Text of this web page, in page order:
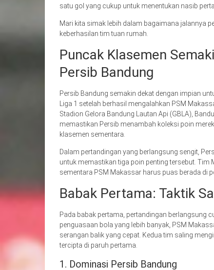
satu gol yang cukup untuk menentukan nasib
Mari kita simak lebih dalam bagaimana jalannya
keberhasilan tim tuan rumah.
Puncak Klasemen
Persib Bandung
Persib Bandung semakin dekat dengan impian
Liga 1 setelah berhasil mengalahkan PSM
Stadion Gelora Bandung Lautan Api (GBLA),
memastikan Persib menambah koleksi poin
klasemen sementara.
Dalam pertandingan yang berlangsung sengit,
untuk memastikan tiga poin penting tersebut.
sementara PSM Makassar harus puas berada di
Babak Pertama: Taktik
Pada babak pertama, pertandingan berlangsung
penguasaan bola yang lebih banyak, PSM
serangan balik yang cepat. Kedua tim saling
tercipta di paruh pertama.
1. Dominasi Persib Bandung